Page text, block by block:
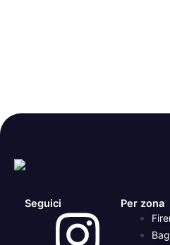
Seguici Per zona